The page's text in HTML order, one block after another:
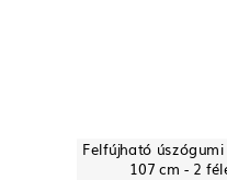
Felfújható
107 cm - 2